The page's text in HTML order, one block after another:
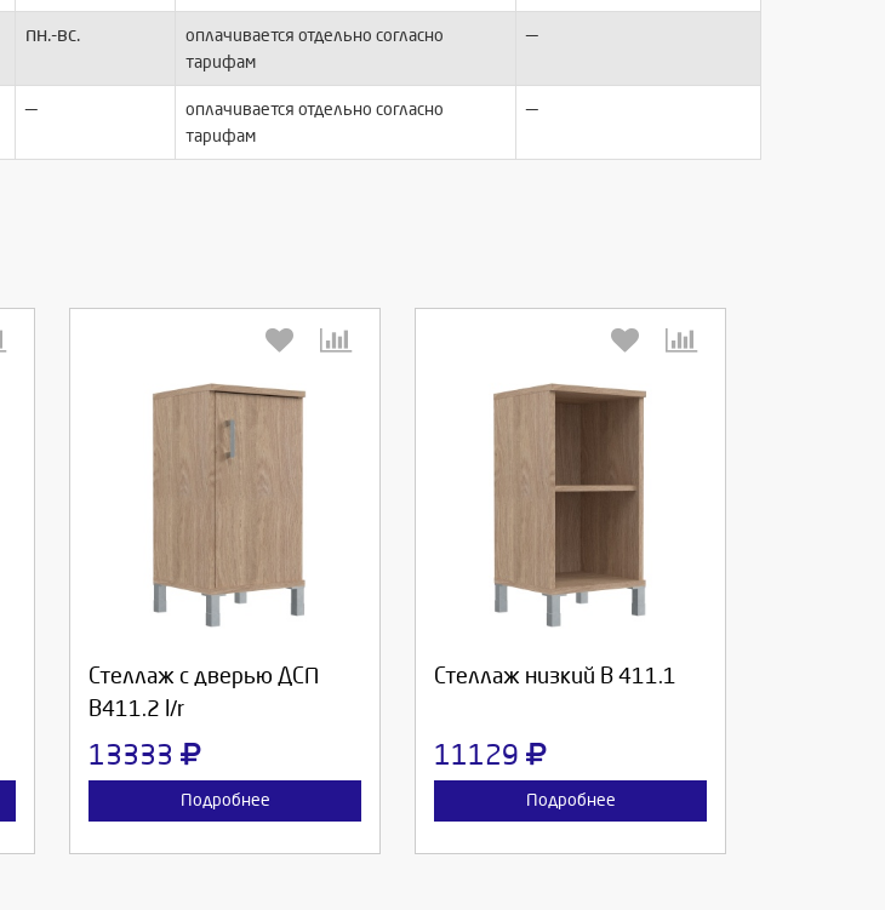
пн.-вс.
оплачивается отдельно согласно
тарифам
—
—
оплачивается отдельно согласно
тарифам
—
Стеллаж с дверью ДСП
В411.2 l/r
13333
Подробнее
Выберите количество:
Продолжить
Стеллаж низкий В 411.1
11129
Подробнее
Продолжить